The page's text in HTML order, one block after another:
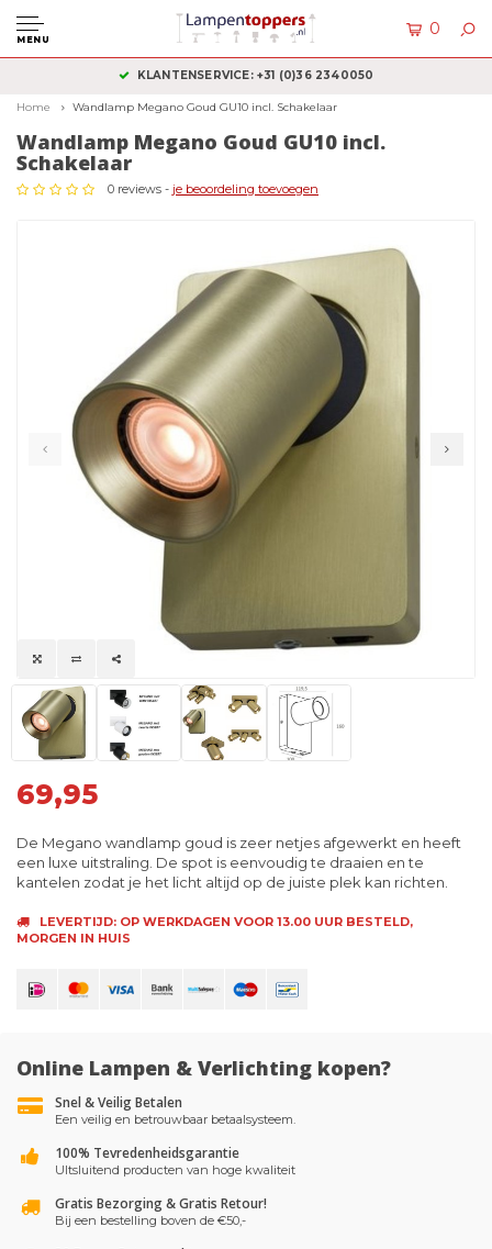
MENU
0
KLANTENSERVICE: +31 (0)36 2340050
Home Wandlamp Megano Goud GU10 incl. Schakelaar
Wandlamp Megano Goud GU10 incl.
Schakelaar
0 reviews - je beoordeling toevoegen
69,95
De Megano wandlamp goud is zeer netjes afgewerkt en heeft
een luxe uitstraling. De spot is eenvoudig te draaien en te
kantelen zodat je het licht altijd op de juiste plek kan richten.
LEVERTIJD: OP WERKDAGEN VOOR 13.00 UUR BESTELD,
MORGEN IN HUIS
Online Lampen & Verlichting kopen?
Snel & Veilig Betalen
Een veilig en betrouwbaar betaalsysteem.
100% Tevredenheidsgarantie
UItsluitend producten van hoge kwaliteit
Gratis Bezorging & Gratis Retour!
Bij een bestelling boven de €50,-